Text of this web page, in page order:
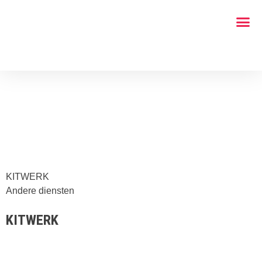
KITWERK
Andere diensten
KITWERK